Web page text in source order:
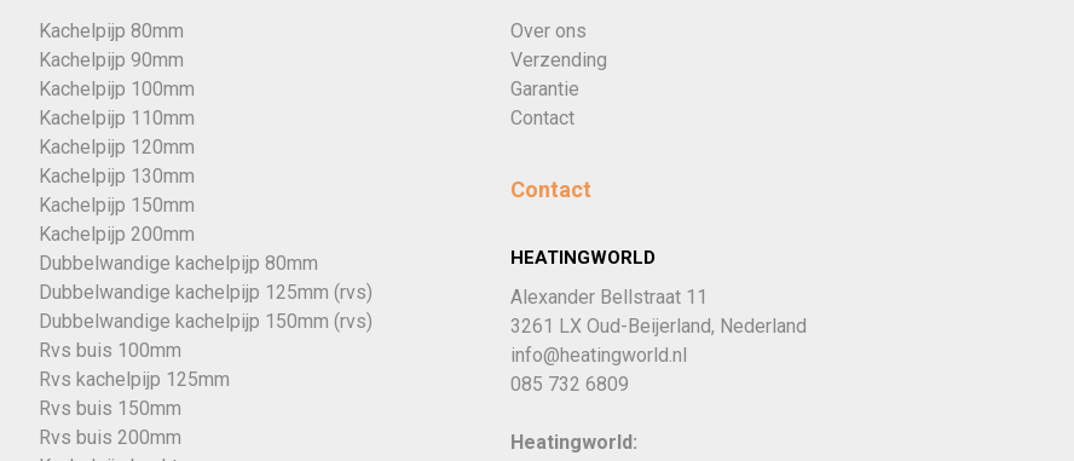
Kachelpijp 80mm
Kachelpijp 90mm
Kachelpijp 100mm
Kachelpijp 110mm
Kachelpijp 120mm
Kachelpijp 130mm
Kachelpijp 150mm
Kachelpijp 200mm
Dubbelwandige kachelpijp 80mm
Dubbelwandige kachelpijp 125mm (rvs)
Dubbelwandige kachelpijp 150mm (rvs)
Rvs buis 100mm
Rvs kachelpijp 125mm
Rvs buis 150mm
Rvs buis 200mm
Over ons
Verzending
Garantie
Contact
Contact
HEATINGWORLD
Alexander Bellstraat 11
3261 LX Oud-Beijerland, Nederland
info@heatingworld.nl
085 732 6809
Heatingworld: